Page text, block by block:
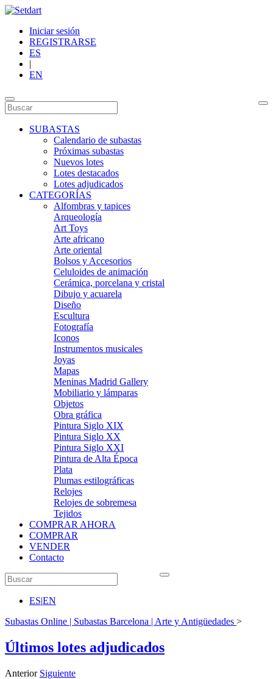
Iniciar sesión
REGISTRARSE
ES
|
EN
SUBASTAS
Calendario de subastas
Próximas subastas
Nuevos lotes
Lotes destacados
Lotes adjudicados
CATEGORÍAS
Alfombras y tapices
Arqueología
Art Toys
Arte africano
Arte oriental
Bolsos y Accesorios
Celuloides de animación
Cerámica, porcelana y cristal
Dibujo y acuarela
Diseño
Escultura
Fotografía
Iconos
Instrumentos musicales
Joyas
Mapas
Meninas Madrid Gallery
Mobiliario y lámparas
Objetos
Obra gráfica
Pintura Siglo XIX
Pintura Siglo XX
Pintura Siglo XXI
Pintura de Alta Época
Plata
Plumas estilográficas
Relojes
Relojes de sobremesa
Tejidos
COMPRAR AHORA
COMPRAR
VENDER
Contacto
ES|EN
Subastas Online | Subastas Barcelona | Arte y Antigüedades >
Últimos lotes adjudicados
Anterior Siguiente